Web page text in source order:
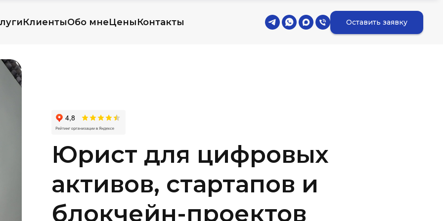
КлиентыОбо мнеЦеныКонтакты Оставить заявку
Юрист для цифровых
активов, стартапов и
блокчейн-проектов